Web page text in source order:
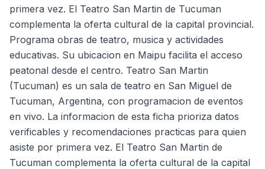
primera vez. El Teatro San Martin de Tucuman
complementa la oferta cultural de la capital provincial.
Programa obras de teatro, musica y actividades
educativas. Su ubicacion en Maipu facilita el acceso
peatonal desde el centro. Teatro San Martin
(Tucuman) es un sala de teatro en San Miguel de
Tucuman, Argentina, con programacion de eventos
en vivo. La informacion de esta ficha prioriza datos
verificables y recomendaciones practicas para quien
asiste por primera vez. El Teatro San Martin de
Tucuman complementa la oferta cultural de la capital